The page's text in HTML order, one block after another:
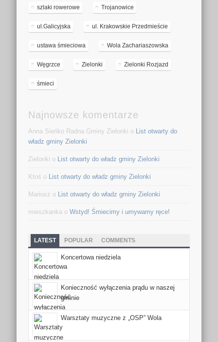
szlaki rowerowe Trojanowice
ul.Galicyjska ul. Krakowskie Przedmieście
ustawa śmieciowa Wola Zachariaszowska
Węgrzce Zielonki Zielonki Rozjazd
śmieci
Najnowsze komentarze
Anna Sieńko Radna Gminy Zielonki o
List otwarty do
władz gminy Zielonki
Zielonki o List otwarty do władz gminy Zielonki
Ktoś o List otwarty do władz gminy Zielonki
Mariusz o List otwarty do władz gminy Zielonki
mieszkanka oWstyd! Śmiecimy i umywamy ręce!
LATEST POPULAR COMMENTS
Koncertowa niedziela
Konieczność wyłączenia prądu w naszej
gminie
Warsztaty muzyczne z „OSP” Wola